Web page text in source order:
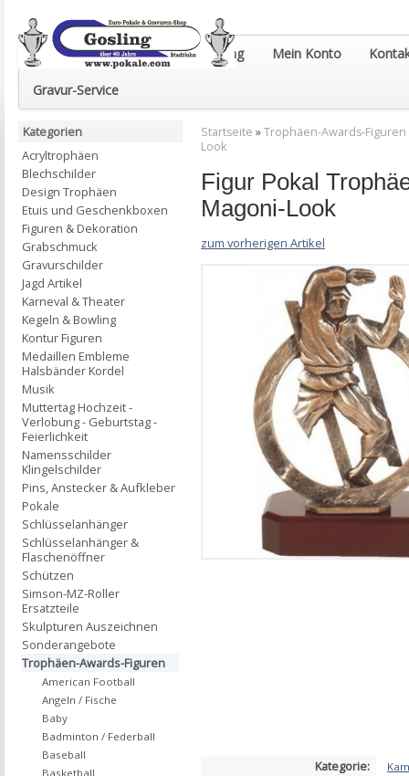
Euro-Pokale & Gravur-Shop Gosling Mein Konto
Gravur-Service
Startseite »Trophäen-Awards-Figuren
Look
Figur Pokal
Magoni-Look
zum vorherigen Artikel
Kategorie:
Kategorien
Acryltrophäen
Blechschilder
Design Trophäen
Etuis und Geschenkboxen
Figuren & Dekoration
Grabschmuck
Gravurschilder
Jagd Artikel
Karneval & Theater
Kegeln & Bowling
Kontur Figuren
Medaillen Embleme
Halsbänder Kordel
Musik
Muttertag Hochzeit -
Verlobung - Geburtstag -
Feierlichkeit
Namensschilder
Klingelschilder
Pins, Anstecker & Aufkleber
Pokale
Schlüsselanhänger
Schlüsselanhänger &
Flaschenöffner
Schützen
Simson-MZ-Roller
Ersatzteile
Skulpturen Auszeichnen
Sonderangebote
Trophäen-Awards-Figuren
American Football
Angeln / Fische
Baby
Badminton / Federball
Baseball
Basketball